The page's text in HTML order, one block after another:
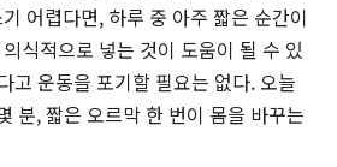
어렵다면, 하루 중 아주 짧은 순간이
식적으로 넣는 것이 도움이 될 수 있
고 운동을 포기할 필요는 없다. 오늘
분, 짧은 오르막 한 번이 몸을 바꾸는